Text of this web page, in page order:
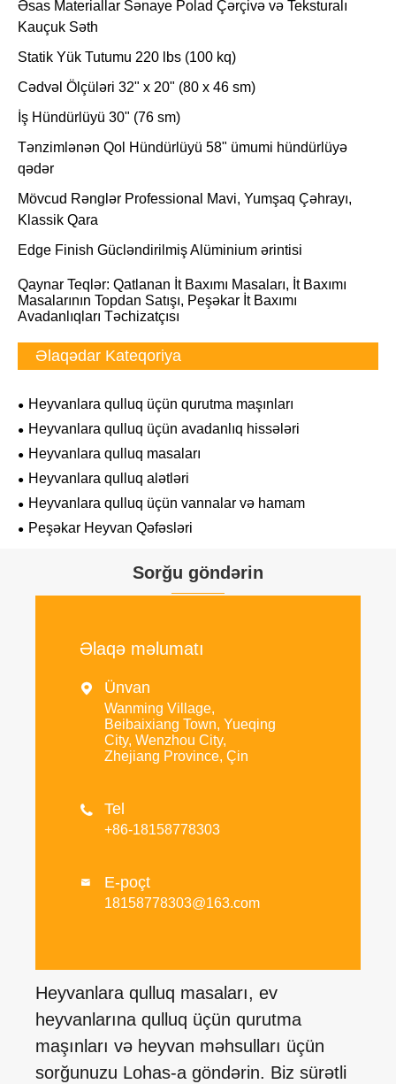
Əsas Materiallar Sənaye Polad Çərçivə və Teksturalı
Kauçuk Səth
Statik Yük Tutumu 220 lbs (100 kq)
Cədvəl Ölçüləri 32" x 20" (80 x 46 sm)
İş Hündürlüyü 30" (76 sm)
Tənzimlənən Qol Hündürlüyü 58" ümumi hündürlüyə
qədər
Mövcud Rənglər Professional Mavi, Yumşaq Çəhrayı,
Klassik Qara
Edge Finish Gücləndirilmiş Alüminium ərintisi
Qaynar Teqlər: Qatlanan İt Baxımı Masaları, İt Baxımı
Masalarının Topdan Satışı, Peşəkar İt Baxımı
Avadanlıqları Təchizatçısı
Əlaqədar Kateqoriya
Heyvanlara qulluq üçün qurutma maşınları
Heyvanlara qulluq üçün avadanlıq hissələri
Heyvanlara qulluq masaları
Heyvanlara qulluq alətləri
Heyvanlara qulluq üçün vannalar və hamam
Peşəkar Heyvan Qəfəsləri
Sorğu göndərin
Əlaqə məlumatı
 Ünvan
Wanming Village,
Beibaixiang Town, Yueqing
City, Wenzhou City,
Zhejiang Province, Çin
 Tel
+86-18158778303
 E-poçt
18158778303@163.com
Heyvanlara qulluq masaları, ev
heyvanlarına qulluq üçün qurutma
maşınları və heyvan məhsulları üçün
sorğunuzu Lohas-a göndərin. Biz sürətli